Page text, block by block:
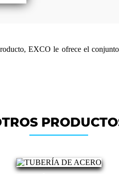
EXCO le ofrece el